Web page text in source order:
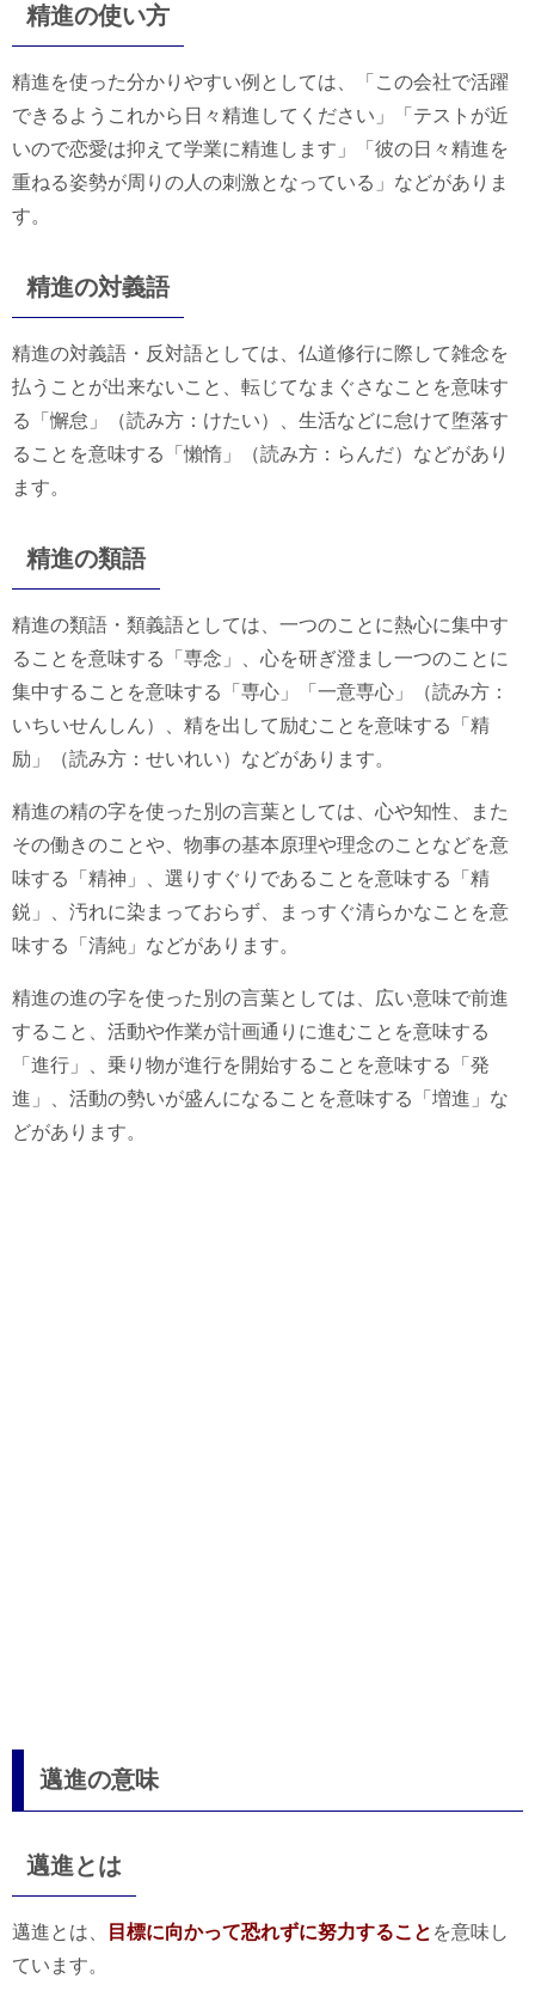
精進の使い方
精進を使った分かりやすい例としては、「この会社で活躍
できるようこれから日々精進してください」「テストが近
いので恋愛は抑えて学業に精進します」「彼の日々精進を
重ねる姿勢が周りの人の刺激となっている」などがありま
す。
精進の対義語
精進の対義語・反対語としては、仏道修行に際して雑念を
払うことが出来ないこと、転じてなまぐさなことを意味す
る「懈怠」（読み方：けたい）、生活などに怠けて堕落す
ることを意味する「懶惰」（読み方：らんだ）などがあり
ます。
精進の類語
精進の類語・類義語としては、一つのことに熱心に集中す
ることを意味する「専念」、心を研ぎ澄まし一つのことに
集中することを意味する「専心」「一意専心」（読み方：
いちいせんしん）、精を出して励むことを意味する「精
励」（読み方：せいれい）などがあります。
精進の精の字を使った別の言葉としては、心や知性、また
その働きのことや、物事の基本原理や理念のことなどを意
味する「精神」、選りすぐりであることを意味する「精
鋭」、汚れに染まっておらず、まっすぐ清らかなことを意
味する「清純」などがあります。
精進の進の字を使った別の言葉としては、広い意味で前進
すること、活動や作業が計画通りに進むことを意味する
「進行」、乗り物が進行を開始することを意味する「発
進」、活動の勢いが盛んになることを意味する「増進」な
どがあります。
邁進の意味
邁進とは
邁進とは、 目標に向かって恐れずに努力すること を意味し
ています。